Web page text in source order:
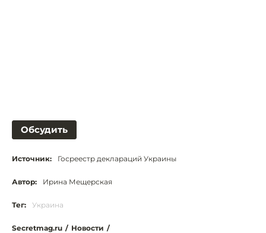
Обсудить
Источник: Госреестр деклараций Украины
Автор: Ирина Мещерская
Тег: Украина
Secretmag.ru / Новости /